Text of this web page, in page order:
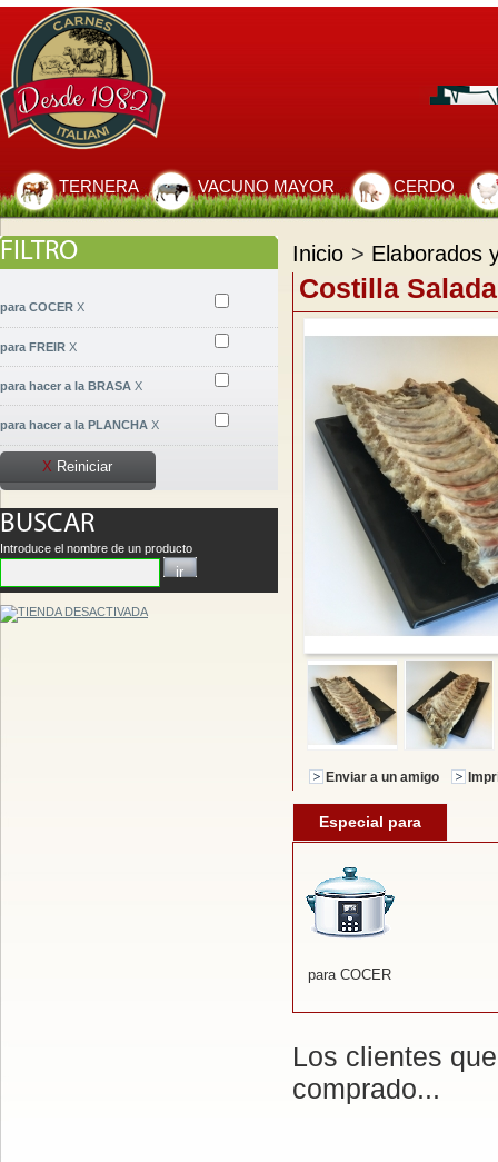
TERNERA VACUNO MAYOR CERDO
FILTRO
para COCER X
para FREIR X
para hacer a la BRASA X
para hacer a la PLANCHA X
X Reiniciar
BUSCAR
Introduce el nombre de un producto
Inicio > Elaborados
Costilla
Enviar a un amigo
Especial para
para COCER
Los clientes
comprado...